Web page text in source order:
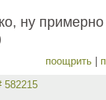
ну примерно
поощрить
582215